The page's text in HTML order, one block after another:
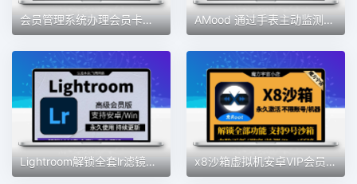
会员管理系统办理会员卡手机收银充值积分营销美发美甲美睫美容院 AMood 通过手表主动监测身体和情绪 自律 学习 软件素材
Lightroom解锁全套lr滤镜预设蒙版专业高级版安卓手机2025lr电脑 x8沙箱虚拟机安卓VIP会员版全功能版免root去广告支持安卓13系统